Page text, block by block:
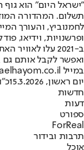
"ישראל היום" הוא גוף
ופרשנויות, וידיאו,
ב-2021 עלו
ואפשר לקבל אותם גם
במייל hayom@israelhayom.co.il.
יום ראשון, 15.3.2026
חדשות
דעות
ספורט
ForReal
תרבות ובידור
אוכל